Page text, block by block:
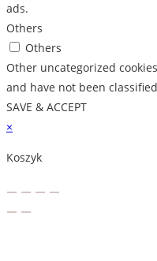
ads.
Others
Others
Other uncategorized
and have not been
SAVE & ACCEPT
×
Koszyk